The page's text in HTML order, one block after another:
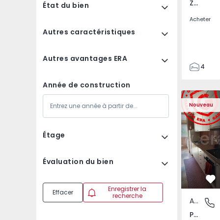
État du bien
Autres caractéristiques
Autres avantages ERA
Année de construction
Étage
Évaluation du bien
Effacer
Enregistrer la
recherche
Zebreira e Segura, Castelo Branco
Acheter
4
80
80
244
Nouveau
Appartement T3
Appartement
Pedrouços, Porto